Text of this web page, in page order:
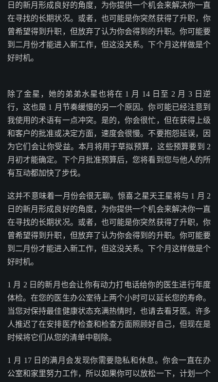
日的新月形成良好的角度，为你提供一个机会来解决你一直
在寻找的长期状况。或者，也可能是你突然获得了升职，你
曾希望得到升职，但放弃了认为你会得到的升职。你可能要
到二月份才能进入新工作，但这没关系。下个月这样做是个
好时机。
除了金星，她的弟弟水星也将在 1 月 14 日至 2 月 3 日逆
行，这也是 1 月节奏缓慢的另一个原因。你可能已经注意到
我使用的术语有一点冲突。是的，你会很忙，但在获得上级
和客户的批准或决定方面，速度会很慢。不要抱怨延误，因
为它们会让你受益。本月将用于草拟预算，这些预算要到 2
月初才能确定。下个月批准预算后，您将看到您与他人的所
有互动都加快了步伐。
这并不意味着一月份会很无聊。惊喜之星天王星将与 1 月 2
日的新月形成良好的角度，为你提供一个机会来解决你一直
在寻找的长期状况。或者，也可能是你突然获得了升职，你
曾希望得到升职，但放弃了认为你会得到的升职。你可能要
到二月份才能进入新工作，但这没关系。下个月这样做是个
好时机。
1 月 2 日的新月也会让你有动力打电话给你的医生进行年度
体检。在您的医生办公室待上两个小时可以延长您的寿命。
当您对保持最佳健康状态充满热情时，也请去看牙医。许多
人推迟了在安排医疗检查和检查方面照顾好自己，但现在是
时候将它们从您的清单中剔除。
1 月 17 日的满月会发现你需要隐私和休息。你会一直在办
公室和家里努力工作，所以如果你可以放松一下，计划一个